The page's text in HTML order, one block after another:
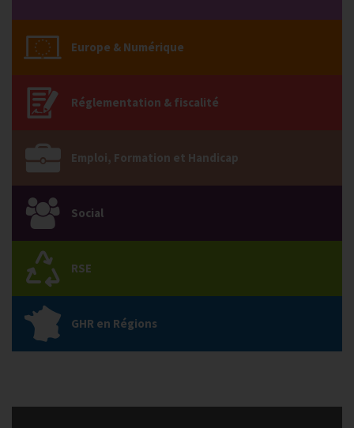
Europe & Numérique
Réglementation & fiscalité
Emploi, Formation et Handicap
Social
RSE
GHR en Régions